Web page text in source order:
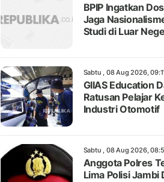
BPIP Ingatkan
Jaga
Studi di Luar
Sabtu , 08 Aug 2026,
GIIAS Education
Ratusan Pelajar
Industri Otomotif
Sabtu , 08 Aug 2026,
Anggota Polres
Lima Polisi Jambi